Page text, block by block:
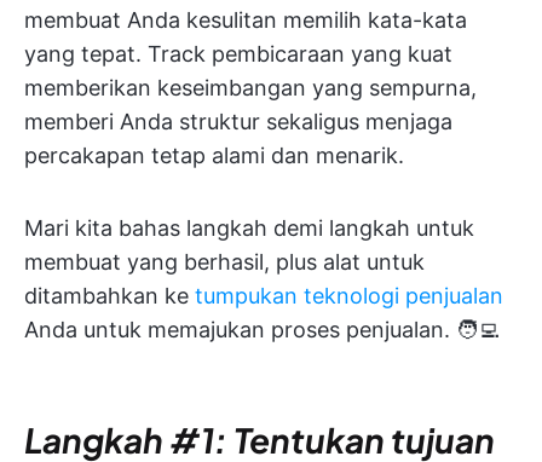
membuat Anda kesulitan memilih kata-kata
yang tepat. Track pembicaraan yang kuat
memberikan keseimbangan yang sempurna,
memberi Anda struktur sekaligus menjaga
percakapan tetap alami dan menarik.
Mari kita bahas langkah demi langkah untuk
membuat yang berhasil, plus alat untuk
ditambahkan ke tumpukan teknologi penjualan
Anda untuk memajukan proses penjualan. 🧑‍💻
Langkah #1: Tentukan tujuan